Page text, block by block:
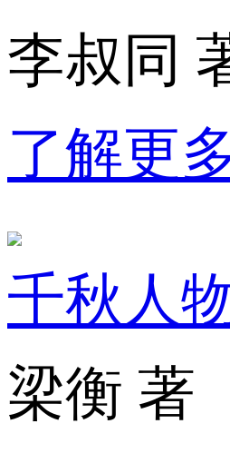
李叔同
了解更
千秋人
梁衡 著